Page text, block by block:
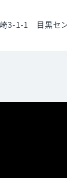
3-1-1 目黒セ